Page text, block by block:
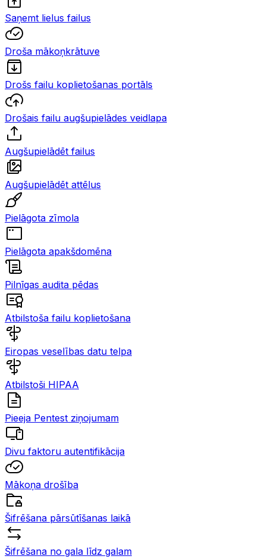
Saņemt lielus failus
Droša mākoņkrātuve
Drošs failu koplietošanas portāls
Drošais failu augšupielādes veidlapa
Augšupielādēt failus
Augšupielādēt attēlus
Pielāgota zīmola
Pielāgota apakšdomēna
Pilnīgas audita pēdas
Atbilstoša failu koplietošana
Eiropas veselības datu telpa
Atbilstoši HIPAA
Pieeja Pentest ziņojumam
Divu faktoru autentifikācija
Mākoņa drošība
Šifrēšana pārsūtīšanas laikā
Šifrēšana no gala līdz galam